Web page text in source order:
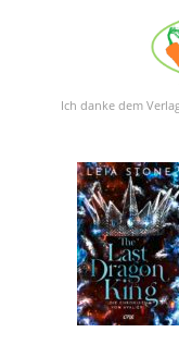
Ich danke dem